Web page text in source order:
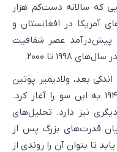
که سالانه دست‌کم هزار
آمریکا در افغانستان و
پیش‌درآمد عصر شفافیت
تا ۲۰۰۰.
بعد، ولادیمیر پوتین
بزرگ‌ترین جنگ زمینی اروپا از سال ۱۹۴۵ به این سو را آغاز کرد.
نیز دارد. تحلیل‌های
قدرت‌های بزرگ پس از
تا بتوان آن را روندی از